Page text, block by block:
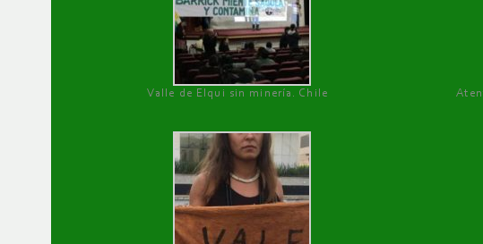
Valle de Elqui sin minería. Chile